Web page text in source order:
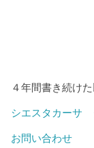
４年間書き続け
シエスタカーサ
お問い合わせ